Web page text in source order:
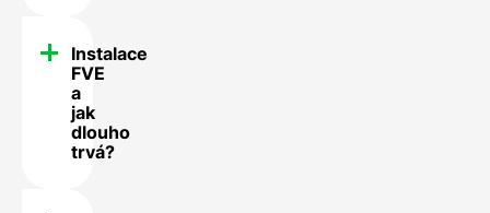
Instalace
FVE
a
jak
dlouho
trvá?